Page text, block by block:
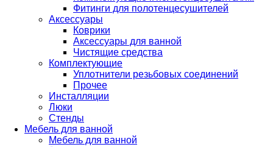
Фитинги для полотенцесушителей
Аксессуары
Коврики
Аксессуары для ванной
Чистящие средства
Комплектующие
Уплотнители резьбовых соединений
Прочее
Инсталляции
Люки
Стенды
Мебель для ванной
Мебель для ванной